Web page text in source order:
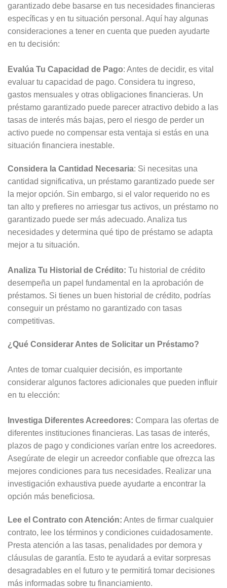
garantizado debe basarse en tus necesidades financieras
específicas y en tu situación personal. Aquí hay algunas
consideraciones a tener en cuenta que pueden ayudarte
en tu decisión:
Evalúa Tu Capacidad de Pago: Antes de decidir, es vital
evaluar tu capacidad de pago. Considera tu ingreso,
gastos mensuales y otras obligaciones financieras. Un
préstamo garantizado puede parecer atractivo debido a las
tasas de interés más bajas, pero el riesgo de perder un
activo puede no compensar esta ventaja si estás en una
situación financiera inestable.
Considera la Cantidad Necesaria: Si necesitas una
cantidad significativa, un préstamo garantizado puede ser
la mejor opción. Sin embargo, si el valor requerido no es
tan alto y prefieres no arriesgar tus activos, un préstamo no
garantizado puede ser más adecuado. Analiza tus
necesidades y determina qué tipo de préstamo se adapta
mejor a tu situación.
Analiza Tu Historial de Crédito: Tu historial de crédito
desempeña un papel fundamental en la aprobación de
préstamos. Si tienes un buen historial de crédito, podrías
conseguir un préstamo no garantizado con tasas
competitivas.
¿Qué Considerar Antes de Solicitar un Préstamo?
Antes de tomar cualquier decisión, es importante
considerar algunos factores adicionales que pueden influir
en tu elección:
Investiga Diferentes Acreedores: Compara las ofertas de
diferentes instituciones financieras. Las tasas de interés,
plazos de pago y condiciones varían entre los acreedores.
Asegúrate de elegir un acreedor confiable que ofrezca las
mejores condiciones para tus necesidades. Realizar una
investigación exhaustiva puede ayudarte a encontrar la
opción más beneficiosa.
Lee el Contrato con Atención: Antes de firmar cualquier
contrato, lee los términos y condiciones cuidadosamente.
Presta atención a las tasas, penalidades por demora y
cláusulas de garantía. Esto te ayudará a evitar sorpresas
desagradables en el futuro y te permitirá tomar decisiones
más informadas sobre tu financiamiento.